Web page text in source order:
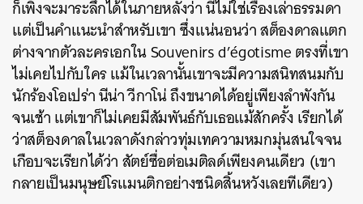
ก็เพิ่งจะมาระลึกได้ในภายหลังว่า นี่ไม่ใช่เรื่องเล่าธรรมดา
แต่เป็นคำแนะนำสำหรับเขา ซึ่งแน่นอนว่า สต็องดาลแตก
ต่างจากตัวละครเอกใน Souvenirs d’égotisme ตรงที่เขา
ไม่เคยไปกับใคร แม้ในเวลานั้นเขาจะมีความสนิทสนมกับ
นักร้องโอเปร่า นีน่า วีกาโน่ ถึงขนาดได้อยู่เพียงลำพังกัน
จนเช้า แต่เขาก็ไม่เคยมีสัมพันธ์กับเธอแม้สักครั้ง เรียกได้
ว่าสต็องดาลในเวลาดังกล่าวทุ่มเทความหมกมุ่นสนใจจน
เกือบจะเรียกได้ว่า สัตย์ซื่อต่อเมติลด์เพียงคนเดียว (เขา
กลายเป็นมนุษย์โรแมนติกอย่างชนิดสิ้นหวังเลยทีเดียว)